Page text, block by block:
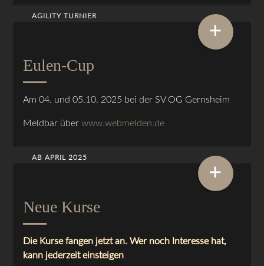
AGILITY TURNIER
Eulen-Cup
Am 04. und 05.10. 2025 bei der SV OG Gernsheim
Meldbar überwww.webmelden.de
+
AB APRIL 2025
Neue Kurse
Die Kurse fangen jetzt an. Wer noch Interesse hat,
kann jederzeit einsteigen
+